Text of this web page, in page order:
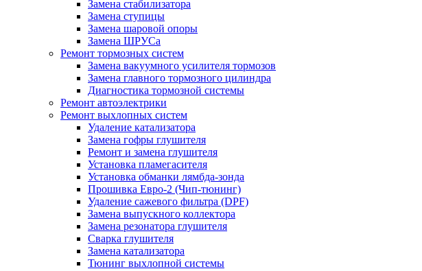
Замена стабилизатора
Замена ступицы
Замена шаровой опоры
Замена ШРУСа
Ремонт тормозных систем
Замена вакуумного усилителя тормозов
Замена главного тормозного цилиндра
Диагностика тормозной системы
Ремонт автоэлектрики
Ремонт выхлопных систем
Удаление катализатора
Замена гофры глушителя
Ремонт и замена глушителя
Установка пламегасителя
Установка обманки лямбда-зонда
Прошивка Евро-2 (Чип-тюнинг)
Удаление сажевого фильтра (DPF)
Замена выпускного коллектора
Замена резонатора глушителя
Сварка глушителя
Замена катализатора
Тюнинг выхлопной системы